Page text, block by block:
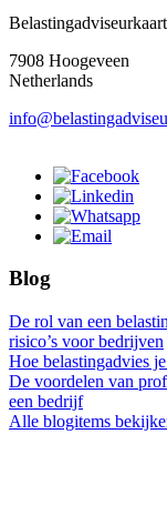
Belastingadviseurkaart
7908 Hoogeveen
Netherlands
Blog
De rol van een
risico’s voor bedrijven
Hoe belastingadvies
De voordelen van
een bedrijf
Alle blogitems